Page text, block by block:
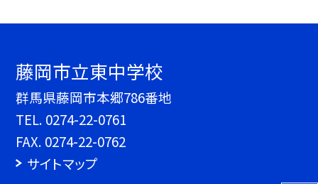
藤岡市立東中学校
群馬県藤岡市本郷786番地
TEL. 0274-22-0761
FAX. 0274-22-0762
サイトマップ